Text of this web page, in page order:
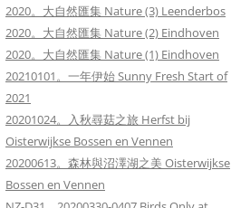
2020。大自然匯集 Nature (3) Leenderbos
2020。大自然匯集 Nature (2) Eindhoven
2020。大自然匯集 Nature (1) Eindhoven
20210101。一年伊始 Sunny Fresh Start of
2021
20201024。入秋尋菇之旅 Herfst bij
Oisterwijkse Bossen en Vennen
20200613。森林與沼澤湖之美 Oisterwijkse
Bossen en Vennen